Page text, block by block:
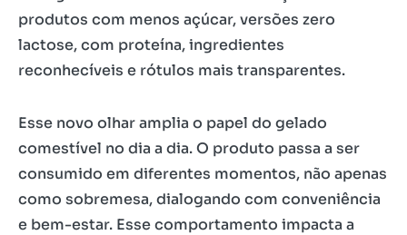
produtos com menos açúcar, versões zero
lactose, com proteína, ingredientes
reconhecíveis e rótulos mais transparentes.
Esse novo olhar amplia o papel do gelado
comestível no dia a dia. O produto passa a ser
consumido em diferentes momentos, não apenas
como sobremesa, dialogando com conveniência
e bem-estar. Esse comportamento impacta a